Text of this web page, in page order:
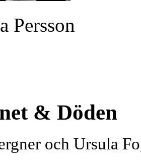
Persson
& Döden
och Ursula